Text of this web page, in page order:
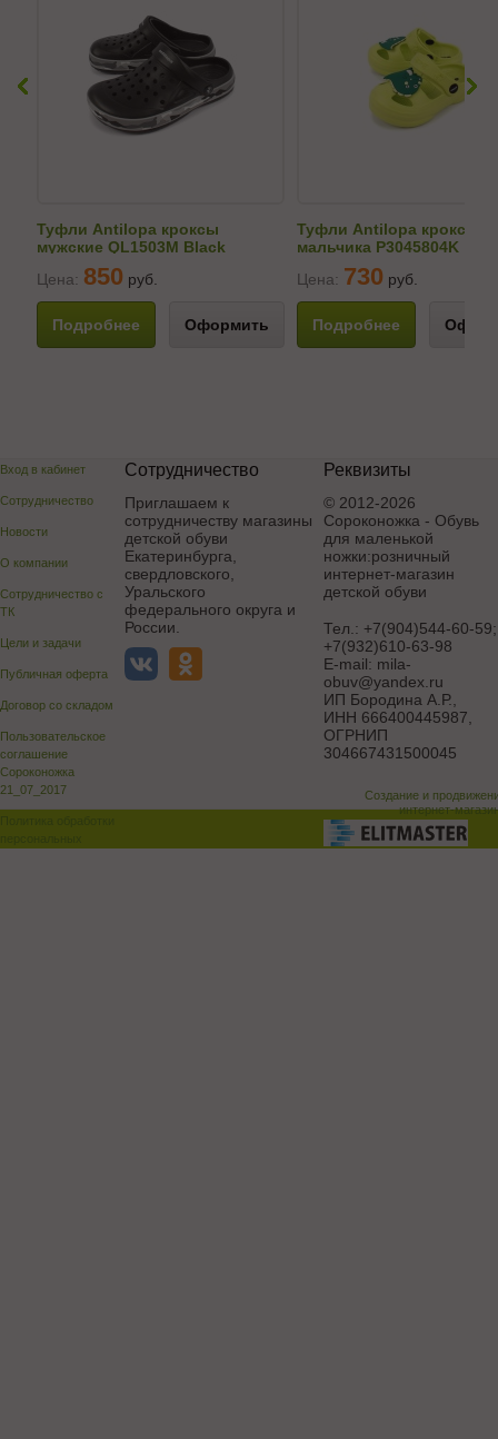
Туфли Antilopa кроксы
мужские QL1503M Black
Цена: 850 руб.
Подробнее Оформить
Туфли Antilopa кроксы
мальчика P3045804K
Цена: 730 руб.
Подробнее
Вход в кабинет
Сотрудничество
Новости
О компании
Сотрудничество с
ТК
Цели и задачи
Публичная оферта
Договор со складом
Пользовательское
соглашение
Сороконожка
21_07_2017
Сотрудничество
Приглашаем к
сотрудничеству магазины
детской обуви
Екатеринбурга,
свердловского,
Уральского
федерального округа и
России.
Реквизиты
© 2012-2026
Сороконожка - Обувь
для маленькой
ножки:розничный
интернет-магазин
детской обуви
Тел.: +7(904)544-60-59;
+7(932)610-63-98
E-mail: mila-
obuv@yandex.ru
ИП Бородина А.Р.
ИНН 666400445987,
ОГРНИП
304667431500045
Создание и
интернет-